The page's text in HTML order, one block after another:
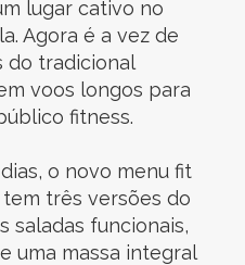
lugar cativo no
Agora é a vez de
do tradicional
voos longos para
fitness.
o novo menu fit
três versões do
saladas funcionais,
uma massa integral